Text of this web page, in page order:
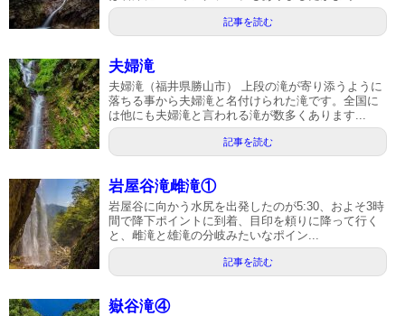
記事を読む
夫婦滝
夫婦滝（福井県勝山市） 上段の滝が寄り添うように
落ちる事から夫婦滝と名付けられた滝です。全国に
は他にも夫婦滝と言われる滝が数多くあります...
記事を読む
岩屋谷滝雌滝①
岩屋谷に向かう水尻を出発したのが5:30、およそ3時
間で降下ポイントに到着、目印を頼りに降って行く
と、雌滝と雄滝の分岐みたいなポイン...
記事を読む
嶽谷滝④